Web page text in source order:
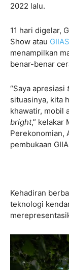
2022 lalu.
11 hari digelar,
Show atau
menampilkan
benar-benar
“Saya apresiasi
situasinya, kita
khawatir, mobil
bright,” kelakar
Perekonomian,
pembukaan
Kehadiran
teknologi